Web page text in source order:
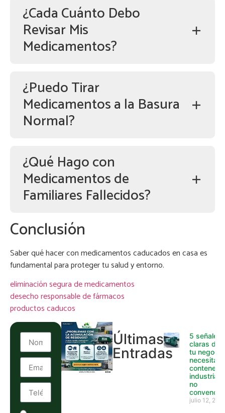
¿Cada Cuánto Debo
Revisar Mis
Medicamentos?
¿Puedo Tirar
Medicamentos a la Basura
Normal?
¿Qué Hago con
Medicamentos de
Familiares Fallecidos?
Conclusión
Saber qué hacer con medicamentos caducados en casa es
fundamental para proteger tu salud y entorno.
eliminación segura de medicamentos
desecho responsable de fármacos
productos caducos
Últimas
Entradas
5 señales
claras de
tu negocio
necesita
no
julio 12,